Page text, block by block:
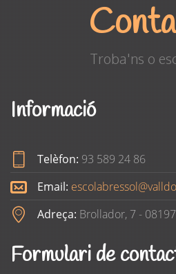
Troba'ns o
Informació
Telèfon: 93 589 24 86
Email:
Adreça: Brollador, 7 -
Formulari de